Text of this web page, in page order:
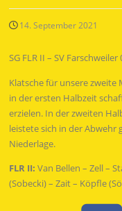
14. September 2021
SG FLR II – SV Farschweiler
Klatsche für unsere zweite
in der ersten Halbzeit
erzielen. In der zweiten
leistete sich in der Abwehr
Niederlage.
FLR II:Van Bellen – Zell –
(Sobecki) – Zait – Köpfle